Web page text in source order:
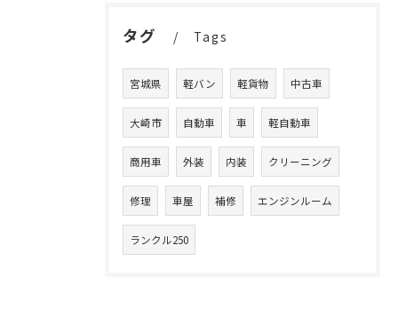
タグ Tags
宮城県 軽バン 軽貨物 中古車
大崎市 自動車 車 軽自動車
商用車 外装 内装 クリーニング
修理 車屋 補修 エンジンルーム
ランクル250